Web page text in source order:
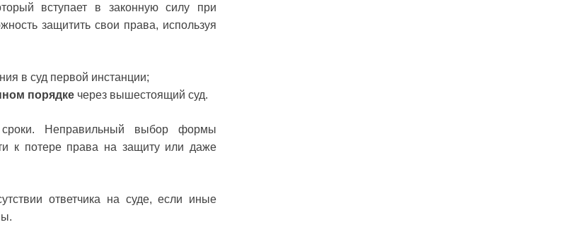
вступает в законную силу при
защитить свои права, используя
в суд первой инстанции;
порядке через вышестоящий суд.
Неправильный выбор формы
к потере права на защиту или даже
ответчика на суде, если иные